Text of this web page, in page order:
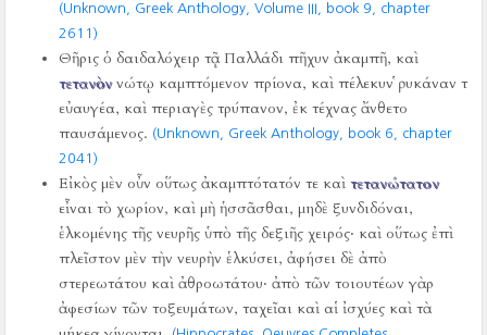
(Unknown, Greek Anthology, Volume III, book 9, chapter
2611)
Θῆρις ὁ δαιδαλόχειρ τᾷ Παλλάδι πῆχυν ἀκαμπῆ, καὶ
τετανὸννώτῳ καμπτόμενον πρίονα, καὶ πέλεκυν ῥυκάναν τ
εὐαυγέα, καὶ περιαγὲς τρύπανον, ἐκ τέχνας ἄνθετο
παυσάμενος. (Unknown, Greek Anthology, book 6, chapter
2041)
Εἰκὸς μὲν οὖν οὕτως ἀκαμπτότατόν τε καὶτετανώτατον
εἶναι τὸ χωρίον, καὶ μὴ ἡσσᾶσθαι, μηδὲ ξυνδιδόναι,
ἑλκομένης τῆς νευρῆς ὑπὸ τῆς δεξιῆς χειρός‧ καὶ οὕτως ἐπὶ
πλεῖστον μὲν τὴν νευρὴν ἑλκύσει, ἀφήσει δὲ ἀπὸ
στερεωτάτου καὶ ἀθροωτάτου‧ ἀπὸ τῶν τοιουτέων γὰρ
ἀφεσίων τῶν τοξευμάτων, ταχεῖαι καὶ αἱ ἰσχύες καὶ τὰ